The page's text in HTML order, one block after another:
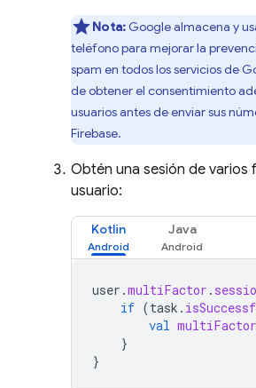
Nota: Google almacena y
teléfono para mejorar la
spam en todos los servicios de
de obtener el consentimiento
usuarios antes de enviar sus
Firebase.
Obtén una sesión de varios
usuario:
Kotlin Java
user .multiFactor .
if (task .
val
}
}